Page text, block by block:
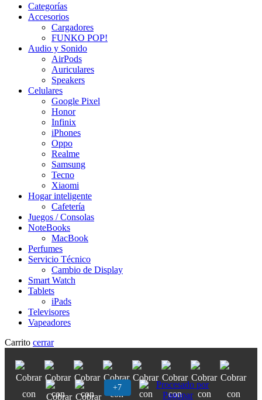
Categorías
Accesorios
Cargadores
FUNKO POP!
Audio y Sonido
AirPods
Auriculares
Speakers
Celulares
Google Pixel
Honor
Infinix
iPhones
Oppo
Realme
Samsung
Tecno
Xiaomi
Hogar inteligente
Cafetería
Juegos / Consolas
NoteBooks
MacBook
Perfumes
Servicio Técnico
Cambio de Display
Smart Watch
Tablets
iPads
Televisores
Vapeadores
Carrito cerrar